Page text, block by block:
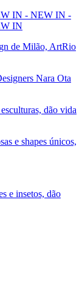
IN - NEW IN -
IN
de Milão, ArtRio
Nara Ota
dão vida
e shapes únicos,
e insetos, dão